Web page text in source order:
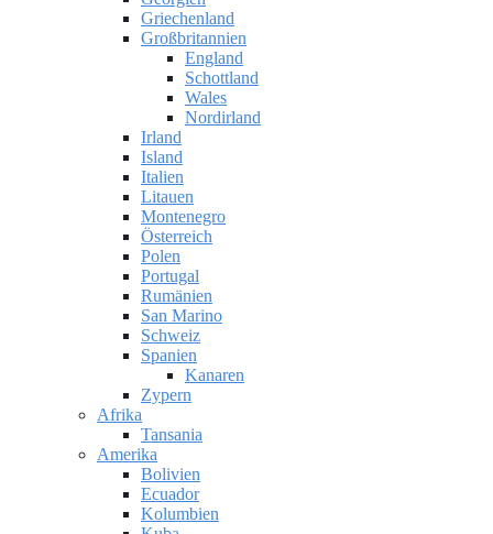
Griechenland
Großbritannien
England
Schottland
Wales
Nordirland
Irland
Island
Italien
Litauen
Montenegro
Österreich
Polen
Portugal
Rumänien
San Marino
Schweiz
Spanien
Kanaren
Zypern
Afrika
Tansania
Amerika
Bolivien
Ecuador
Kolumbien